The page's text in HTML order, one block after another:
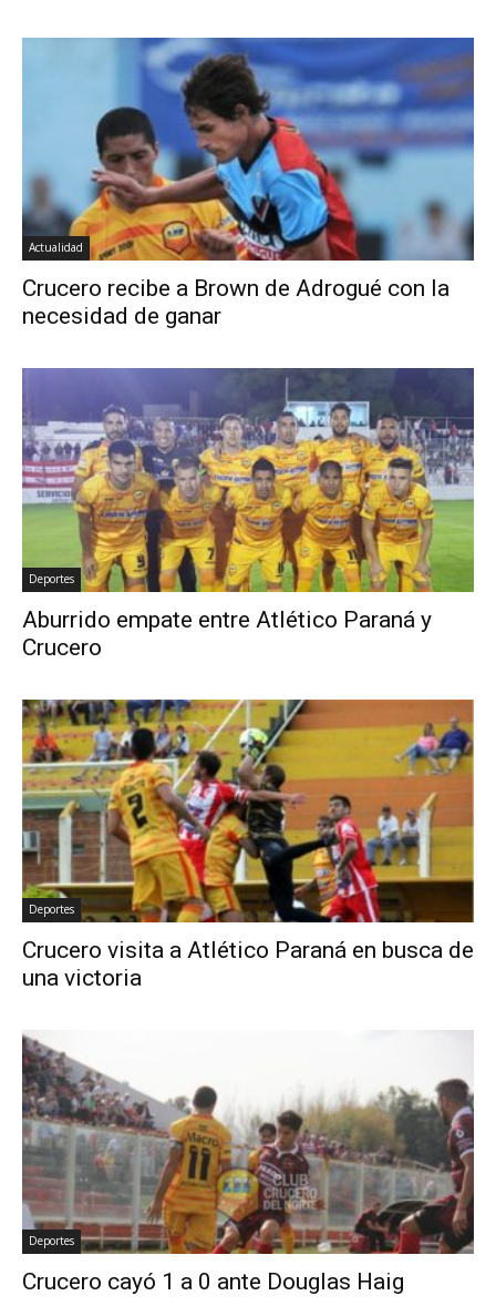
Actualidad
Crucero recibe a Brown de Adrogué con la
necesidad de ganar
Deportes
Aburrido empate entre Atlético Paraná y
Crucero
Deportes
Crucero visita a Atlético Paraná en busca de
una victoria
Deportes
Crucero cayó 1 a 0 ante Douglas Haig